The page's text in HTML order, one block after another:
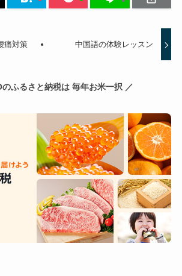
痛対策 中国語の体験レッスン
ふるさと納税は 毎年お米一択 ／